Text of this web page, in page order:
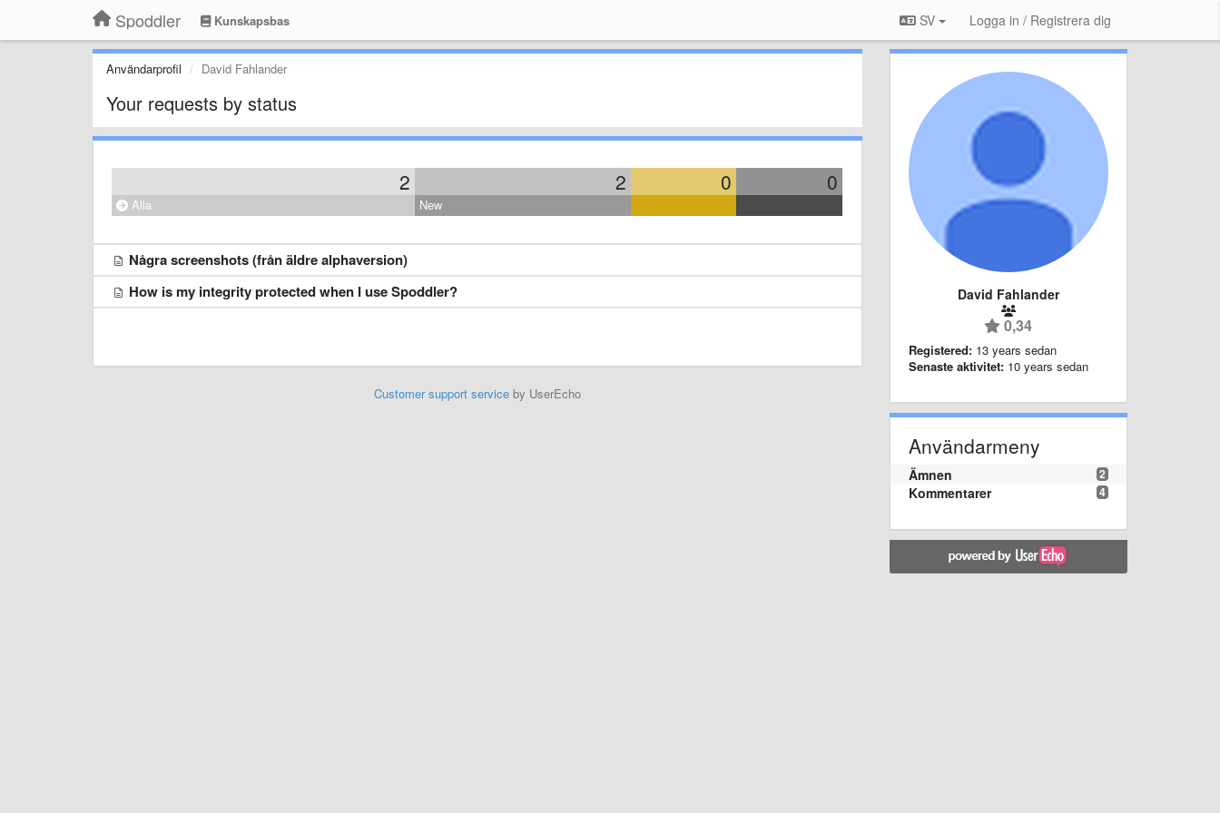
Spoddler Kunskapsbas SV Logga in / Registrera dig
Användarprofil David Fahlander
Your requests by status
2 2 0 0
Alla New
Några screenshots (från äldre alphaversion)
How is my integrity protected when I use Spoddler?
Customer support serviceby UserEcho
David Fahlander
0,34
Registered: 13 years sedan
Senaste aktivitet: 10 years sedan
Användarmeny
2
Ämnen
4
Kommentarer